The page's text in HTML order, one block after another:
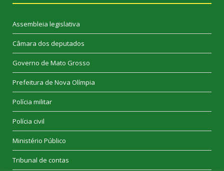
Assembleia legislativa
Câmara dos deputados
Governo de Mato Grosso
Prefeitura de Nova Olímpia
Polícia militar
Polícia civil
Ministério Público
Tribunal de contas